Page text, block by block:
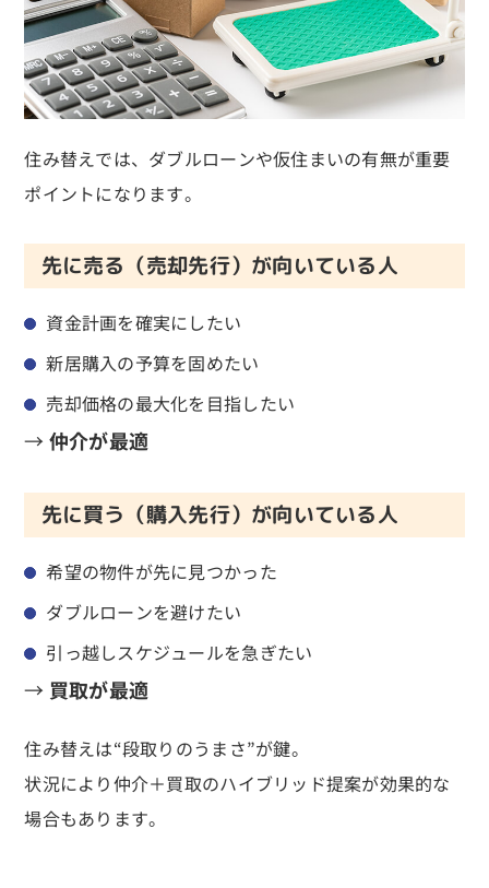
住み替えでは、ダブルローンや仮住まいの有無が重要
ポイントになります。
先に売る（売却先行）が向いている人
資金計画を確実にしたい
新居購入の予算を固めたい
売却価格の最大化を目指したい
→ 仲介が最適
先に買う（購入先行）が向いている人
希望の物件が先に見つかった
ダブルローンを避けたい
引っ越しスケジュールを急ぎたい
→ 買取が最適
住み替えは“段取りのうまさ”が鍵。
状況により仲介＋買取のハイブリッド提案が効果的な
場合もあります。